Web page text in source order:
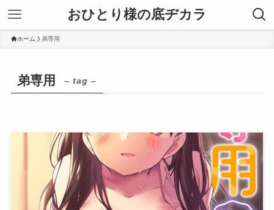
おひとり様の底ヂカラ
ホーム 弟専用
弟専用 – tag –